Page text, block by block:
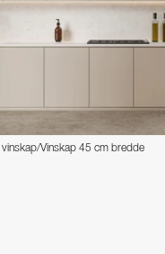
vinskap/Vinskap 45 cm bredde